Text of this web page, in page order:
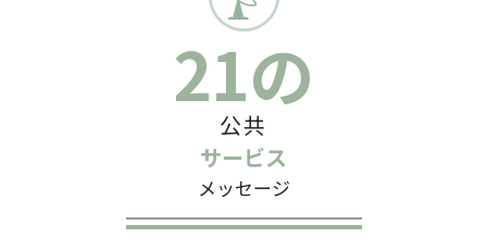
21の
公共
サービス
メッセージ